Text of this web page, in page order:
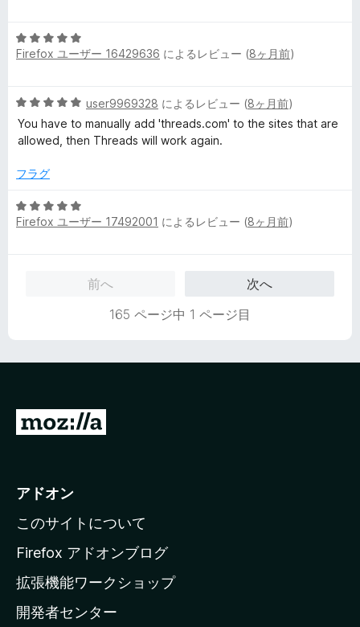
価
中
5
価
5
段
5
の
評
Firefox ユーザー 16429636 によるレビュー (8ヶ月前)
5
段
階
5
評
価
user9969328 によるレビュー (8ヶ月前)
You have to manually add 'threads.com' to the sites that are
allowed, then Threads will work again.
フラグ
5
段
Firefox ユーザー 17492001 によるレビュー (8ヶ月前)
前へ
次へ
165 ページ中 1 ページ目
M
i
l
a
ホ
ー
アドオン
このサイトについて
Firefox アドオンブログ
拡張機能ワークショップ
開発者センター